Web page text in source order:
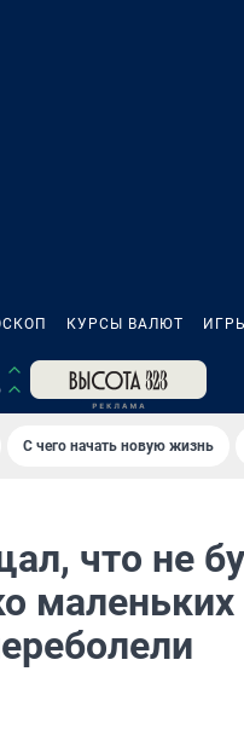
КУРСЫ ВАЛЮТ
С чего начать новую жизнь
что не
маленьких